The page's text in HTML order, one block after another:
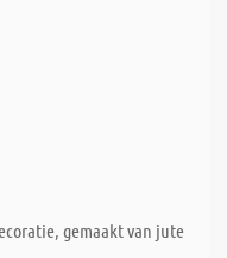
gemaakt van jute